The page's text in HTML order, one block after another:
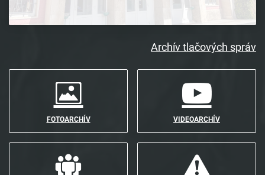
Archív tlačových správ
FOTOARCHÍV VIDEOARCHÍV